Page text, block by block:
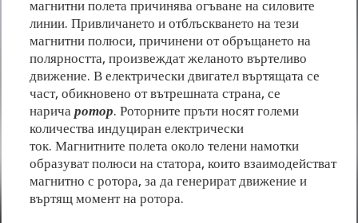
магнитни полета причинява огъване на силовите
линии. Привличането и отблъскването на тези
магнитни полюси, причинени от обръщането на
полярността, произвеждат желаното въртеливо
движение. В електрически двигател въртящата се
част, обикновено от вътрешната страна, се
наричаротор. Роторните пръти носят големи
количества индуциран електрически
ток. Магнитните полета около телени намотки
образуват полюси на статора, които взаимодействат
магнитно с ротора, за да генерират движение и
въртящ момент на ротора.